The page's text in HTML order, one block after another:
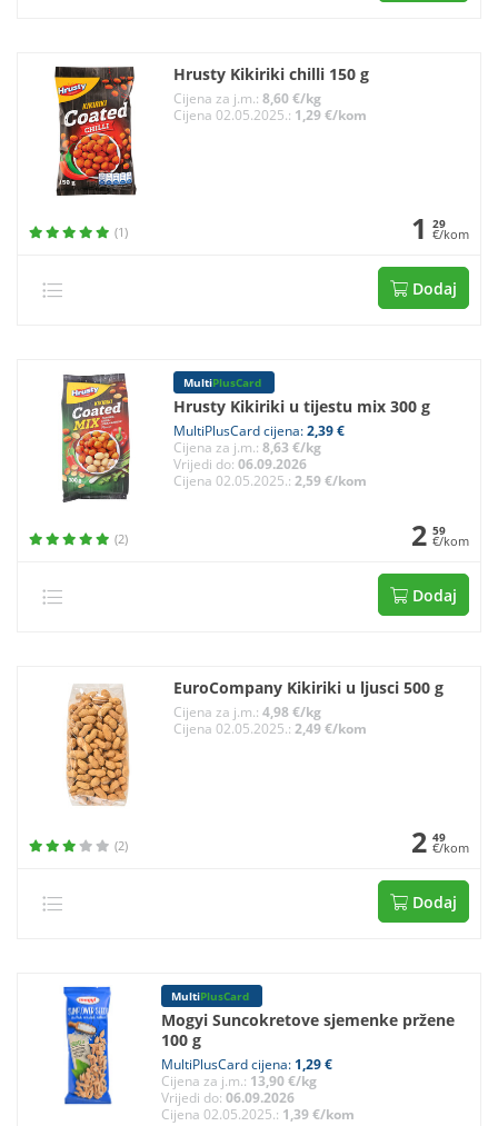
Hrusty Kikiriki chilli 150 g
Cijena za j.m.: 8,60 €/kg
Cijena 02.05.2025.: 1,29 €/kom
(1) 1 29
€/kom
Dodaj
MultiPlusCard
Hrusty Kikiriki u tijestu mix 300 g
MultiPlusCard cijena:2,39 €
Cijena za j.m.: 8,63 €/kg
Vrijedi do: 06.09.2026
Cijena 02.05.2025.: 2,59 €/kom
(2) 2 59
€/kom
Dodaj
EuroCompany Kikiriki u ljusci 500 g
Cijena za j.m.: 4,98 €/kg
Cijena 02.05.2025.: 2,49 €/kom
(2) 2 49
€/kom
Dodaj
MultiPlusCard
Mogyi Suncokretove sjemenke pržene
100 g
MultiPlusCard cijena: 1,29 €
Cijena za j.m.: 13,90 €/kg
Vrijedi do:06.09.2026
Cijena 02.05.2025.: 1,39 €/kom